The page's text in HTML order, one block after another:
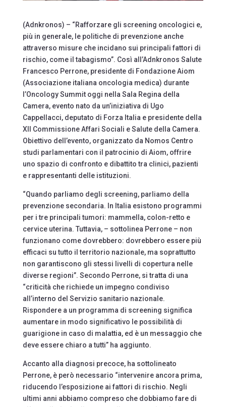
(Adnkronos) – “Rafforzare gli screening oncologici e,
più in generale, le politiche di prevenzione anche
attraverso misure che incidano sui principali fattori di
rischio, come il tabagismo”. Così all’Adnkronos Salute
Francesco Perrone, presidente di Fondazione Aiom
(Associazione italiana oncologia medica) durante
l’Oncology Summit oggi nella Sala Regina della
Camera, evento nato da un’iniziativa di Ugo
Cappellacci, deputato di Forza Italia e presidente della
XII Commissione Affari Sociali e Salute della Camera.
Obiettivo dell’evento, organizzato da Nomos Centro
studi parlamentari con il patrocinio di Aiom, offrire
uno spazio di confronto e dibattito tra clinici, pazienti
e rappresentanti delle istituzioni.
“Quando parliamo degli screening, parliamo della
prevenzione secondaria. In Italia esistono programmi
per i tre principali tumori: mammella, colon-retto e
cervice uterina. Tuttavia, – sottolinea Perrone – non
funzionano come dovrebbero: dovrebbero essere più
efficaci su tutto il territorio nazionale, ma soprattutto
non garantiscono gli stessi livelli di copertura nelle
diverse regioni”. Secondo Perrone, si tratta di una
“criticità che richiede un impegno condiviso
all’interno del Servizio sanitario nazionale.
Rispondere a un programma di screening significa
aumentare in modo significativo le possibilità di
guarigione in caso di malattia, ed è un messaggio che
deve essere chiaro a tutti” ha aggiunto.
Accanto alla diagnosi precoce, ha sottolineato
Perrone, è però necessario “intervenire ancora prima,
riducendo l’esposizione ai fattori di rischio. Negli
ultimi anni abbiamo compreso che dobbiamo fare di